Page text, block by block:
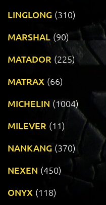
LINGLONG (310)
MARSHAL (90)
MATADOR (225)
MATRAX (66)
MICHELIN (1004)
MILEVER (11)
NANKANG (370)
NEXEN (450)
ONYX (118)